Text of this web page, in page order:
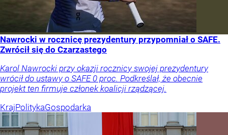
Nawrocki w rocznicę prezydentury przypomniał o SAFE.
Zwrócił się do Czarzastego
Karol Nawrocki przy okazji rocznicy swojej prezydentury
wrócił do ustawy o SAFE 0 proc. Podkreślał, że obecnie
projekt ten firmuje członek koalicji rządzącej.
KrajPolitykaGospodarka